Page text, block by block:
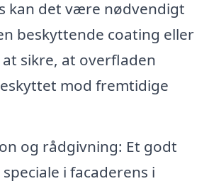
kan det være nødvendigt
beskyttende coating eller
sikre, at overfladen
mod fremtidige
og rådgivning: Et godt
i facaderens i